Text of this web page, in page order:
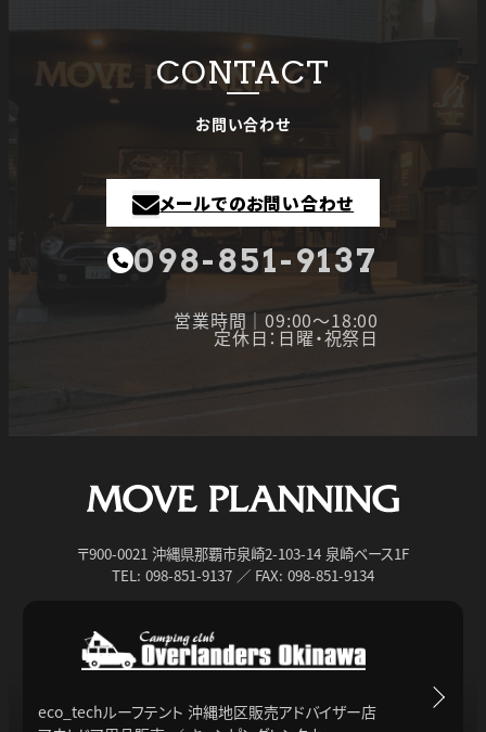
CONTACT
お問い合わせ
メールでのお問い合わせ
098-851-9137
営業時間｜09:00～18:00
定休日：日曜・祝祭日
〒900-0021 沖縄県那覇市泉崎2-103-14 泉崎ベース1F
TEL: 098-851-9137 ／ FAX: 098-851-9134
eco_techルーフテント 沖縄地区販売アドバイザー店